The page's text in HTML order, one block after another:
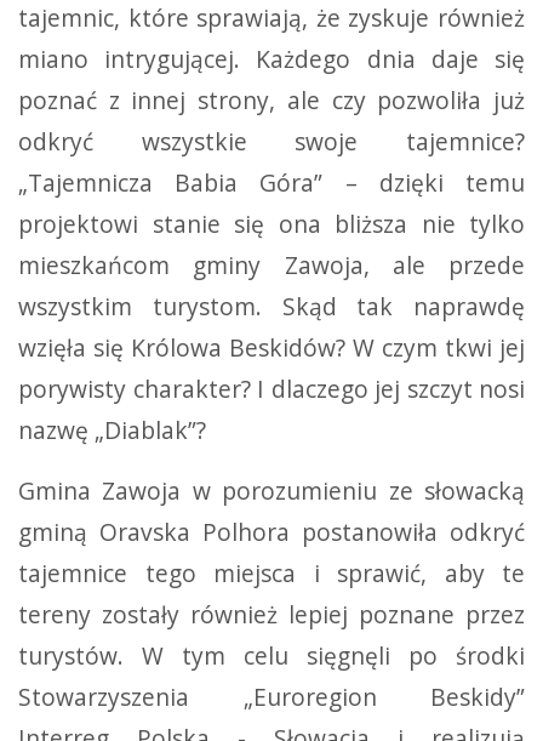
tajemnic, które sprawiają, że zyskuje również
miano intrygującej. Każdego dnia daje się
poznać z innej strony, ale czy pozwoliła już
odkryć wszystkie swoje tajemnice?
„Tajemnicza Babia Góra” – dzięki temu
projektowi stanie się ona bliższa nie tylko
mieszkańcom gminy Zawoja, ale przede
wszystkim turystom. Skąd tak naprawdę
wzięła się Królowa Beskidów? W czym tkwi jej
porywisty charakter? I dlaczego jej szczyt nosi
nazwę „Diablak”?
Gmina Zawoja w porozumieniu ze słowacką
gminą Oravska Polhora postanowiła odkryć
tajemnice tego miejsca i sprawić, aby te
tereny zostały również lepiej poznane przez
turystów. W tym celu sięgnęli po środki
Stowarzyszenia „Euroregion Beskidy”